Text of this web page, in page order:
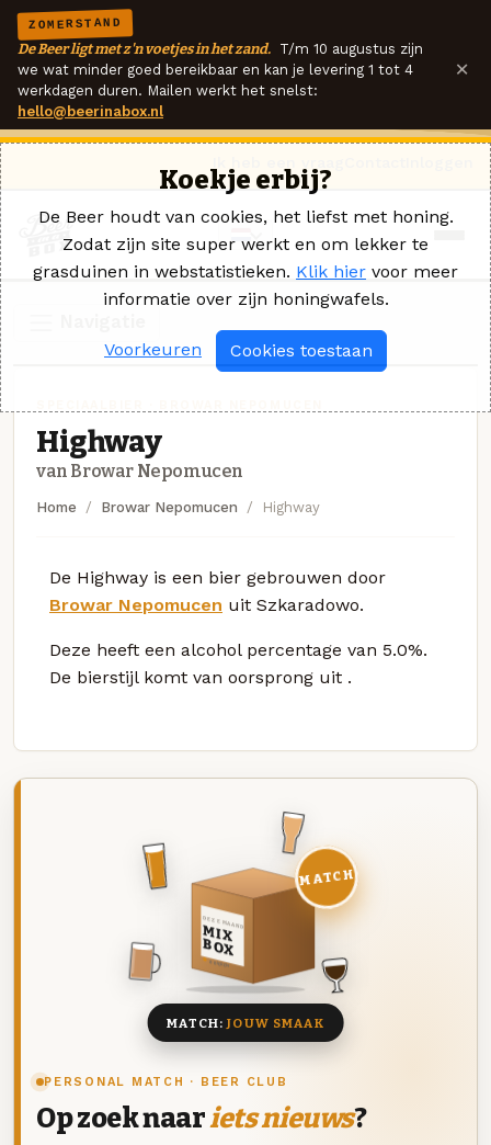
ZOMERSTAND
De Beer ligt met z'n voetjes in het zand. T/m 10 augustus zijn
we wat minder goed bereikbaar en kan je levering 1 tot 4
werkdagen duren. Mailen werkt het snelst:
hello@beerinabox.nl
×
Highway
van Browar Nepomucen
Home Browar Nepomucen Highway
De Highway is een bier gebrouwen door
Browar Nepomucen uit Szkaradowo.
Deze heeft een alcohol percentage van 5.0%.
De bierstijl komt van oorsprong uit .
PERSONAL MATCH · BEER CLUB
Op zoek naariets nieuws?
DEZE MAAND
MIX
BOX
8 BIEREN
MATCH
MATCH:JOUW SMAAK
Koekje erbij?
De Beer houdt van cookies, het liefst met honing.
Zodat zijn site super werkt en om lekker te
grasduinen in webstatistieken. Klik hier voor meer
informatie over zijn honingwafels.
Voorkeuren Cookies toestaan